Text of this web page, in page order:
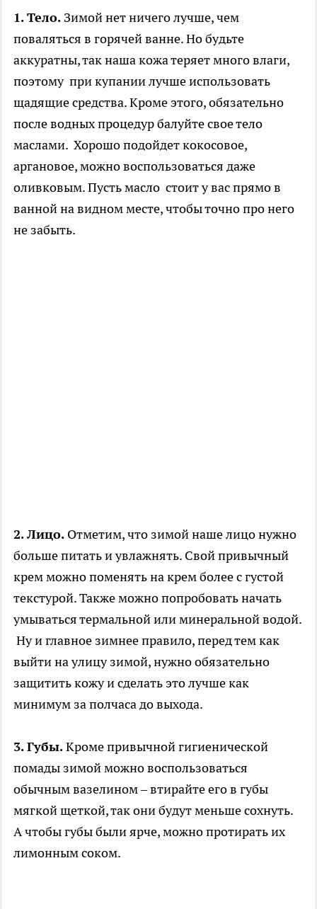
1. Тело. Зимой нет ничего лучше, чем
поваляться в горячей ванне. Но будьте
аккуратны, так наша кожа теряет много влаги,
поэтому при купании лучше использовать
щадящие средства. Кроме этого, обязательно
после водных процедур балуйте свое тело
маслами. Хорошо подойдет кокосовое,
аргановое, можно воспользоваться даже
оливковым. Пусть масло стоит у вас прямо в
ванной на видном месте, чтобы точно про него
не забыть.
2. Лицо. Отметим, что зимой наше лицо нужно
больше питать и увлажнять. Свой привычный
крем можно поменять на крем более с густой
текстурой. Также можно попробовать начать
умываться термальной или минеральной водой.
Ну и главное зимнее правило, перед тем как
выйти на улицу зимой, нужно обязательно
защитить кожу и сделать это лучше как
минимум за полчаса до выхода.
3. Губы.Кроме привычной гигиенической
помады зимой можно воспользоваться
обычным вазелином – втирайте его в губы
мягкой щеткой, так они будут меньше сохнуть.
А чтобы губы были ярче, можно протирать их
лимонным соком.